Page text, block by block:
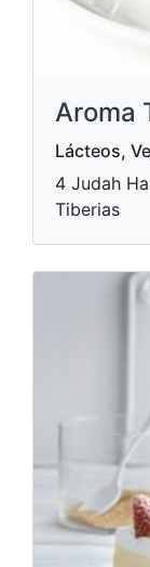
Aroma
Lácteos,
4 Judah
Tiberias